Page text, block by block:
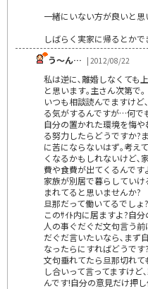
一緒にいない方が良いと思
しばらく実家に帰るとかで
う～ん… | 2012/08/22
私は逆に､離婚しなくても
と思います｡主さん次第で｡
いつも相談読んでますけ
る気がするんですが…何で
自分の置かれた環境を悔
る努力したらどうですか?
に苦にならないはず｡考え
くなるかもしれないけど､
費や食費が出てくるんで
家族が別居で暮らしてい
まれてると思いませんか?
旦那だって働いてるでし
このｻｲﾄ内に居ますよ?自
人の事ぐだぐだ文句言う
だぐだ言いたいなら､まず
なったらにすればどうで
文句垂れてたら旦那切れ
し合いって言ってますけ
んです!自分の意見だけ押